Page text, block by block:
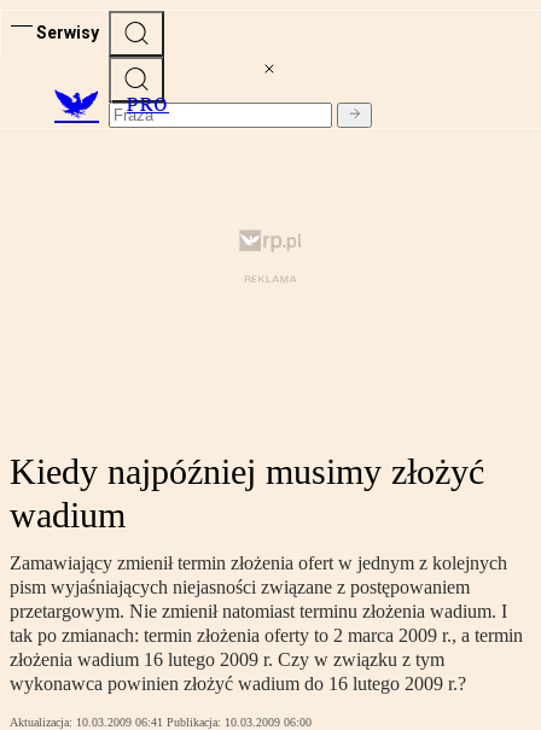
Serwisy
PRO
Kiedy najpóźniej musimy złożyć
wadium
Zamawiający zmienił termin złożenia ofert w jednym z kolejnych
pism wyjaśniających niejasności związane z postępowaniem
przetargowym. Nie zmienił natomiast terminu złożenia wadium. I
tak po zmianach: termin złożenia oferty to 2 marca 2009 r., a termin
złożenia wadium 16 lutego 2009 r. Czy w związku z tym
wykonawca powinien złożyć wadium do 16 lutego 2009 r.?
Aktualizacja: 10.03.2009 06:41 Publikacja: 10.03.2009 06:00